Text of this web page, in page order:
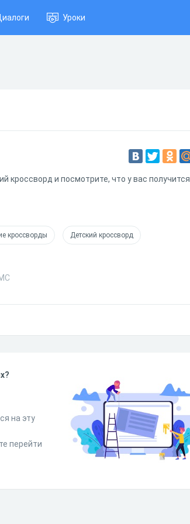
Уроки
кроссворд и посмотрите, что у вас получится
кроссворды Детский кроссворд
на эту
перейти